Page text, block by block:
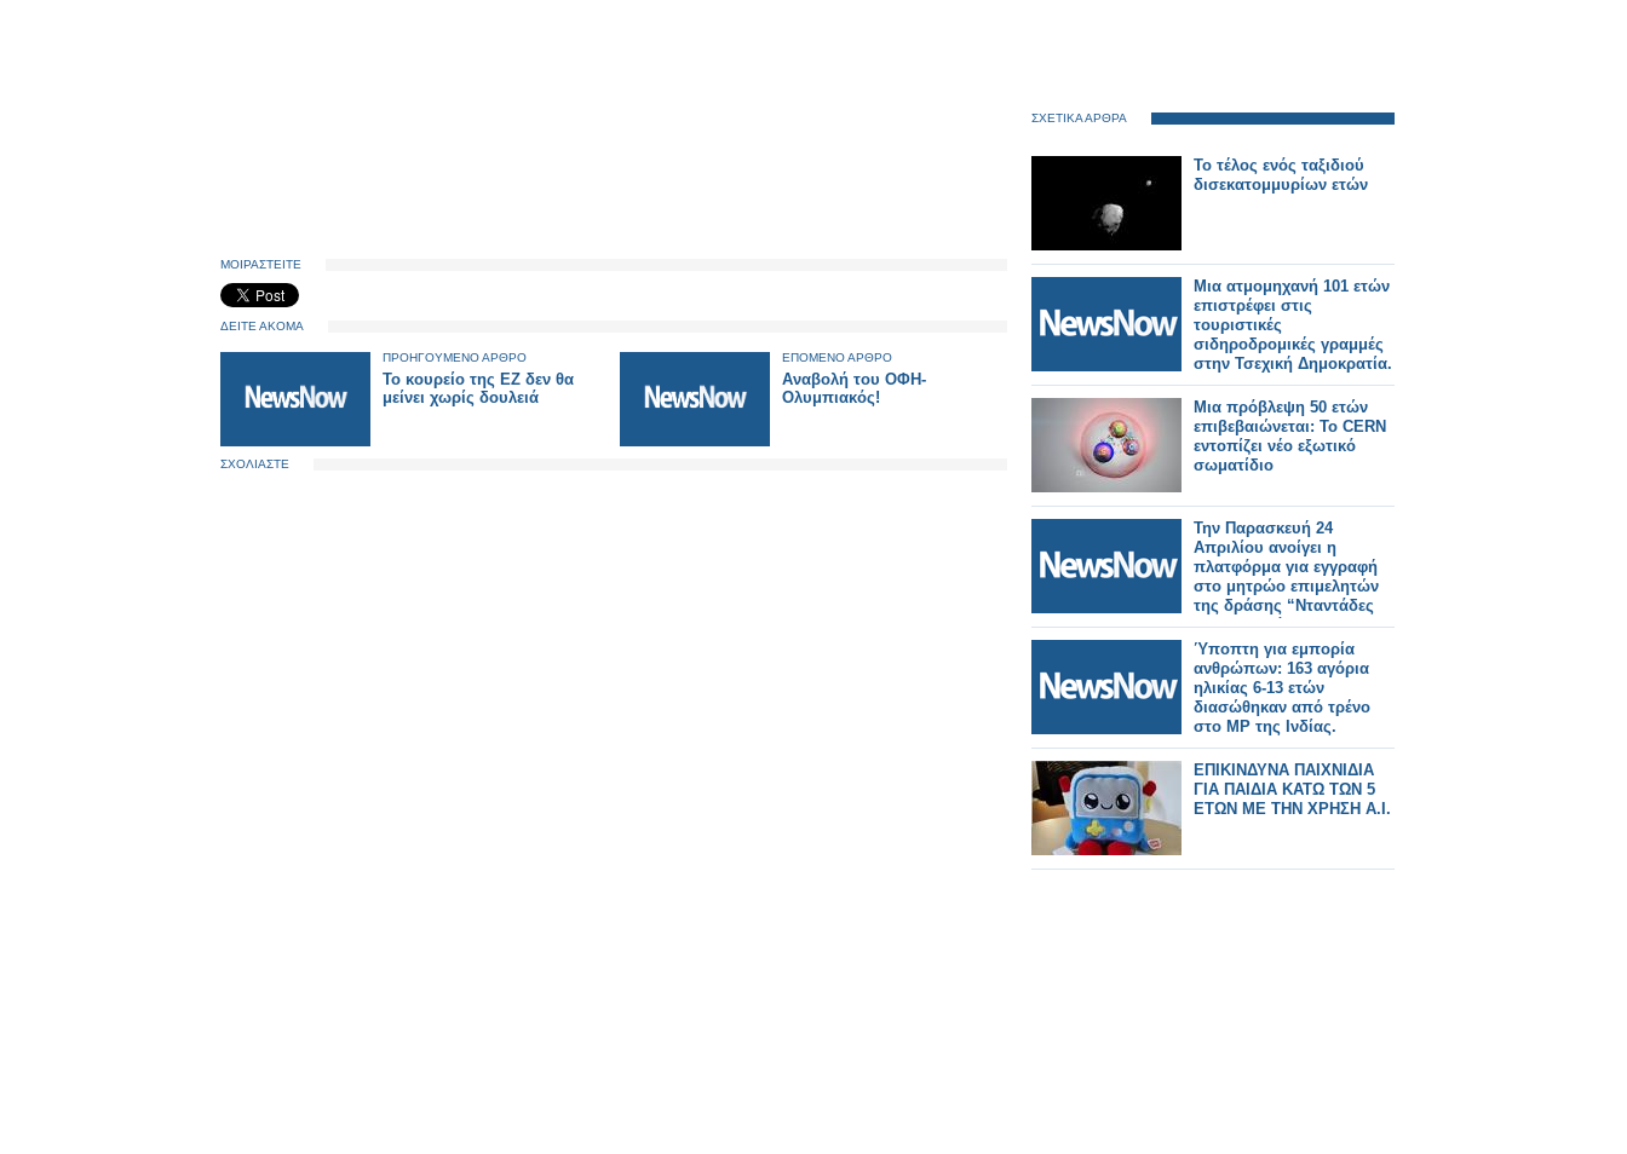
ΜΟΙΡΑΣΤΕΙΤΕ
ΔΕΙΤΕ ΑΚΟΜΑ
ΠΡΟΗΓΟΥΜΕΝΟ ΑΡΘΡΟ
Το κουρείο της ΕΖ δεν θα
μείνει χωρίς δουλειά
ΕΠΟΜΕΝΟ ΑΡΘΡΟ
Αναβολή του ΟΦΗ-
Ολυμπιακός!
ΣΧΟΛΙΑΣΤΕ
ΣΧΕΤΙΚΑ ΑΡΘΡΑ
Το τέλος ενός ταξιδιού
δισεκατομμυρίων ετών
Μια ατμομηχανή 101 ετών
επιστρέφει στις
τουριστικές
σιδηροδρομικές γραμμές
στην Τσεχική Δημοκρατία.
Μια πρόβλεψη 50 ετών
επιβεβαιώνεται: Το CERN
εντοπίζει νέο εξωτικό
σωματίδιο
Την Παρασκευή 24
Απριλίου ανοίγει η
πλατφόρμα για εγγραφή
στο μητρώο επιμελητών
της δράσης “Νταντάδες
της γειτονιάς’’, που
αφορά υπηρεσία κατ’
οίκον φροντίδας βρεφών
και νηπίων από 2 μηνών
έως 2,5 ετών.
Ύποπτη για εμπορία
ανθρώπων: 163 αγόρια
ηλικίας 6-13 ετών
διασώθηκαν από τρένο
στο MP της Ινδίας.
ΕΠΙΚΙΝΔΥΝΑ ΠΑΙΧΝΙΔΙΑ
ΓΙΑ ΠΑΙΔΙΑ ΚΑΤΩ ΤΩΝ 5
ΕΤΩΝ ΜΕ ΤΗΝ ΧΡΗΣΗ Α.Ι.